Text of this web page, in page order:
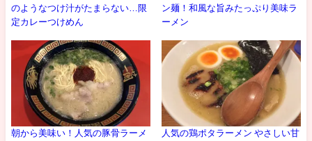
のようなつけ汁がたまらない…限
定カレーつけめん
ン麺！和風な旨みたっぷり美味ラ
ーメン
朝から美味い！人気の豚骨ラーメ
人気の鶏ポタラーメン やさしい甘